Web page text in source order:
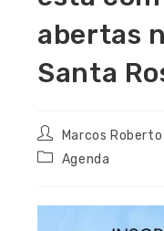
abertas
Santa
Marcos Roberto
Agenda